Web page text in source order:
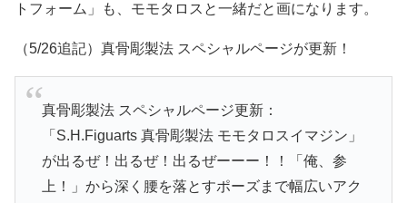
トフォーム」も、モモタロスと一緒だと画になります。
（5/26追記）真骨彫製法 スペシャルページが更新！
真骨彫製法 スペシャルページ更新：
「S.H.Figuarts 真骨彫製法 モモタロスイマジン」
が出るぜ！出るぜ！出るぜーーー！！「俺、参
上！」から深く腰を落とすポーズまで幅広いアク